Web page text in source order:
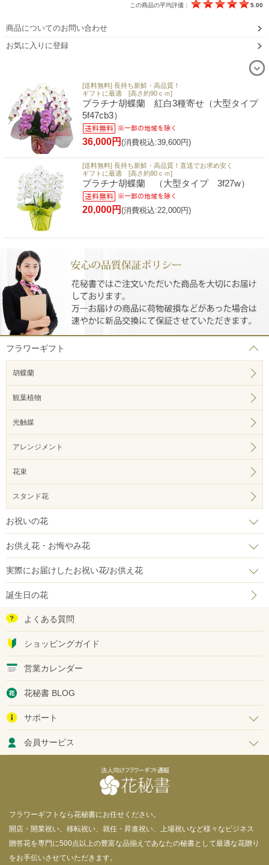
この商品の平均評価： 5.00
商品についてのお問い合わせ
お気に入りに登録
[送料無料] 長持ち新鮮・高品質！
ギフトに最適 [高さ約90ｃｍ]
プラチナ胡蝶蘭 紅白3種寄せ（大型タイプ
5f47cb3）
36,000円 (消費税込:39,600円)
[送料無料] 長持ち新鮮・高品質！直送でお求め安く
ギフトに最適 [高さ約80ｃｍ]
プラチナ胡蝶蘭 （大型タイプ 3f27w）
20,000円 (消費税込:22,000円)
フラワーギフト
胡蝶蘭
観葉植物
光触媒
アレンジメント
花束
スタンド花
お祝いの花
お供え花・お悔やみ花
実際にお届けしたお祝い花/お供え花
誕生日の花
よくある質問
ショッピングガイド
営業カレンダー
花秘書 BLOG
サポート
会員サービス
フラワーギフトなら花秘書にお任せください。
開店・開業祝い、移転祝い、就任・昇進祝い、上場祝いなど様々なビジネス
贈答花を専門に500点以上の豊富な品揃えであなたの秘書として最適な花贈り
をお手伝いさせていただきます。